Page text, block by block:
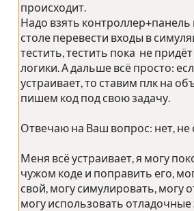
происходит.
Надо взять
столе перевести входы в
тестить, тестить пока не
логики. А дальше всё просто:
устраивает, то ставим плк на
пишем код под свою задачу.
Отвечаю на Ваш вопрос: нет, не
Меня всё устраивает, я могу
чужом коде и поправить его,
свой, могу симулировать, могу
могу использовать отладочные